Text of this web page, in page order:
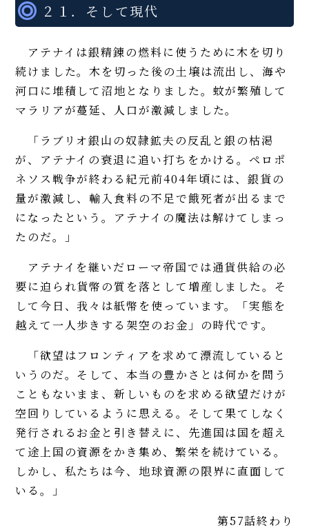
２１．そして現代
アテナイは銀精錬の燃料に使うために木を切り
続けました。木を切った後の土壌は流出し、海や
河口に堆積して沼地となりました。蚊が繁殖して
マラリアが蔓延、人口が激減しました。
「ラブリオ銀山の奴隷鉱夫の反乱と銀の枯渇
が、アテナイの衰退に追い打ちをかける。ペロポ
ネソス戦争が終わる紀元前404年頃には、銀貨の
量が激減し、輸入食料の不足で餓死者が出るまで
になったという。アテナイの魔法は解けてしまっ
たのだ。」
アテナイを継いだローマ帝国では通貨供給の必
要に迫られ貨幣の質を落として増産しました。そ
して今日、我々は紙幣を使っています。「実態を
越えて一人歩きする架空のお金」の時代です。
「欲望はフロンティアを求めて漂流していると
いうのだ。そして、本当の豊かさとは何かを問う
こともないまま、新しいものを求める欲望だけが
空回りしているように思える。そして果てしなく
発行されるお金と引き替えに、先進国は国を超え
て途上国の資源をかき集め、繁栄を続けている。
しかし、私たちは今、地球資源の限界に直面して
いる。」
第57話終わり